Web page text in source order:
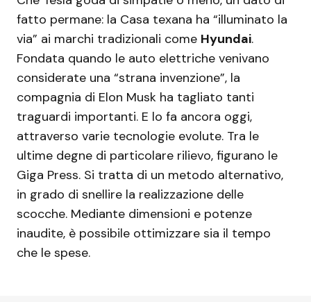
fatto permane: la Casa texana ha “illuminato la
via” ai marchi tradizionali come Hyundai.
Fondata quando le auto elettriche venivano
considerate una “strana invenzione”, la
compagnia di Elon Musk ha tagliato tanti
traguardi importanti. E lo fa ancora oggi,
attraverso varie tecnologie evolute. Tra le
ultime degne di particolare rilievo, figurano le
Giga Press. Si tratta di un metodo alternativo,
in grado di snellire la realizzazione delle
scocche. Mediante dimensioni e potenze
inaudite, è possibile ottimizzare sia il tempo
che le spese.